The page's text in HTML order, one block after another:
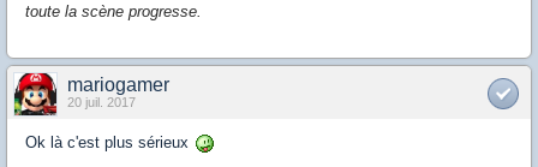
toute la scène progresse.
mariogamer
20 juil. 2017
Ok là c'est plus sérieux